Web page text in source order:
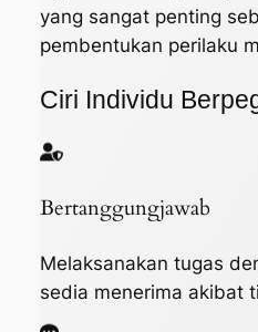
yang sangat penting
pembentukan perilaku
Ciri Individu
Bertanggungjawab
Melaksanakan tugas
sedia menerima akibat